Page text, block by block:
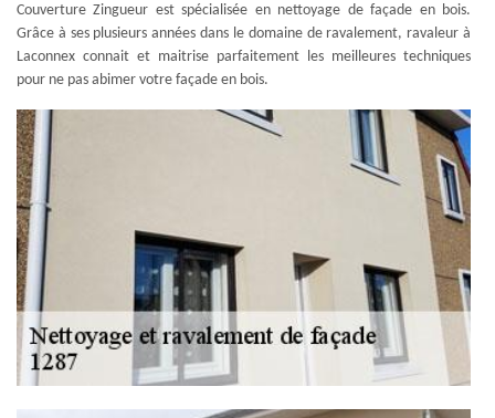
Couverture Zingueur est spécialisée en nettoyage de façade en bois.
Grâce à ses plusieurs années dans le domaine de ravalement, ravaleur à
Laconnex connait et maitrise parfaitement les meilleures techniques
pour ne pas abimer votre façade en bois.